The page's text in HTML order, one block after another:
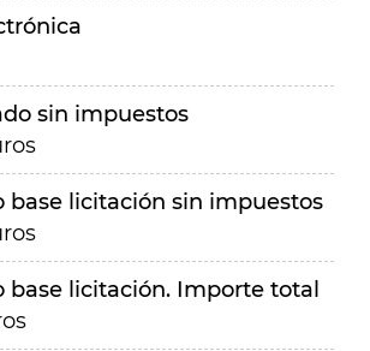
sin impuestos
base licitación sin impuestos
base licitación. Importe total